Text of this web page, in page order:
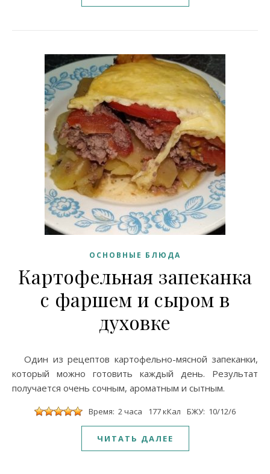
ОСНОВНЫЕ БЛЮДА
Картофельная запеканка
с фаршем и сыром в
духовке
Один из рецептов картофельно-мясной запеканки,
который можно готовить каждый день. Результат
получается очень сочным, ароматным и сытным.
Время: 2 часа 177 кКал БЖУ: 10/12/6
ЧИТАТЬ ДАЛЕЕ